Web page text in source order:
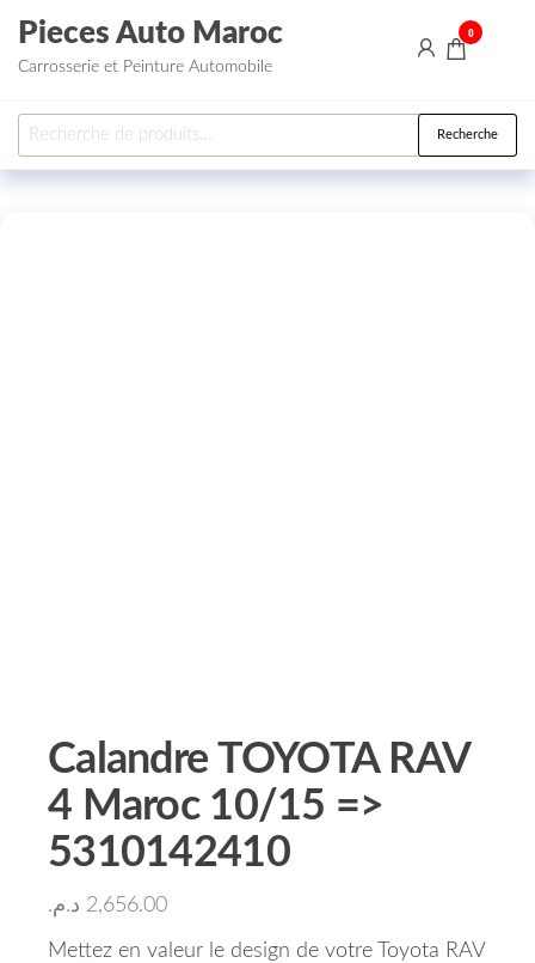
Aller au contenu
Pieces Auto Maroc
Carrosserie et Peinture Automobile
0
Recherche pour : Recherche
Calandre TOYOTA RAV
4 Maroc 10/15 =>
5310142410
2,656.00 د.م.
Mettez en valeur le design de votre Toyota RAV